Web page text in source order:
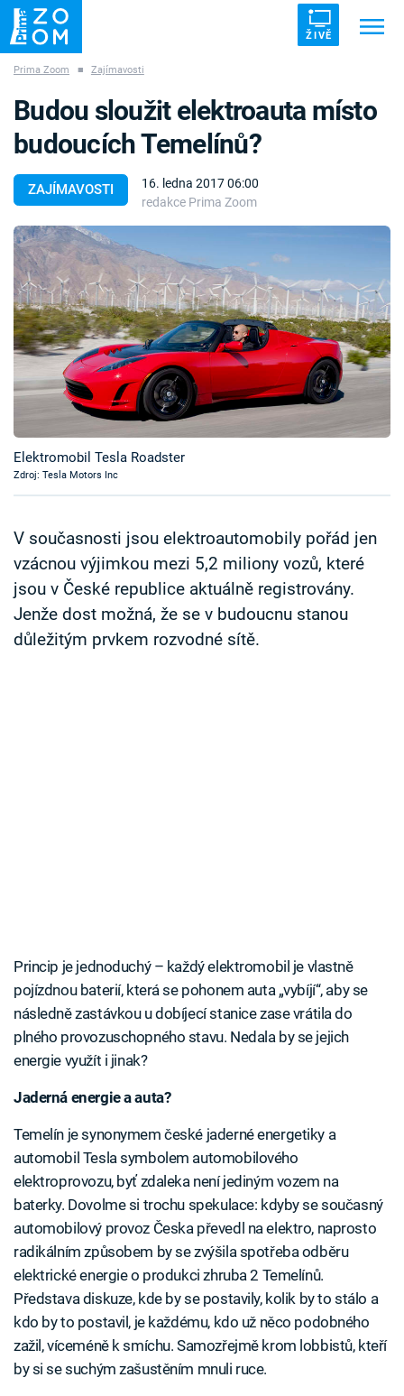
ŽIVĚ
ZÁHADY VETŘELCI DÁVNOVĚKU
Témata
Témata
Pořady
TV Program
Časopis
Sledujte prima+
Sledujte nás
Prima Zoom ■ Zajímavosti
ZAJÍMAVOSTI
16. ledna 2017 06:00
redakce Prima Zoom
Budou sloužit elektroauta místo
budoucích Temelínů?
Elektromobil Tesla Roadster
Zdroj: Tesla Motors Inc
V současnosti jsou elektroautomobily pořád jen
vzácnou výjimkou mezi 5,2 miliony vozů, které
jsou v České republice aktuálně registrovány.
Jenže dost možná, že se v budoucnu stanou
důležitým prvkem rozvodné sítě.
Princip je jednoduchý – každý elektromobil je vlastně
pojízdnou baterií, která se pohonem auta „vybíjí“, aby se
následně zastávkou u dobíjecí stanice zase vrátila do
plného provozuschopného stavu. Nedala by se jejich
energie využít i jinak?
Jaderná energie a auta?
Temelín je synonymem české jaderné energetiky a
automobil Tesla symbolem automobilového
elektroprovozu, byť zdaleka není jediným vozem na
baterky. Dovolme si trochu spekulace: kdyby se současný
automobilový provoz Česka převedl na elektro, naprosto
radikálním způsobem by se zvýšila spotřeba odběru
elektrické energie o produkci zhruba 2 Temelínů.
Představa diskuze, kde by se postavily, kolik by to stálo a
kdo by to postavil, je každému, kdo už něco podobného
zažil, víceméně k smíchu. Samozřejmě krom lobbistů, kteří
by si se suchým zašustěním mnuli ruce.